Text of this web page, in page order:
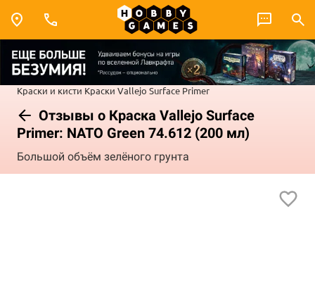
Краски и кисти Краски Vallejo Surface Primer
Отзывы о Краска Vallejo Surface
Primer: NATO Green 74.612 (200 мл)
Большой объём зелёного грунта